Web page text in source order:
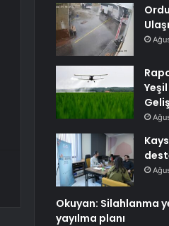
Okuyan: Silahlanma
yayılma planı